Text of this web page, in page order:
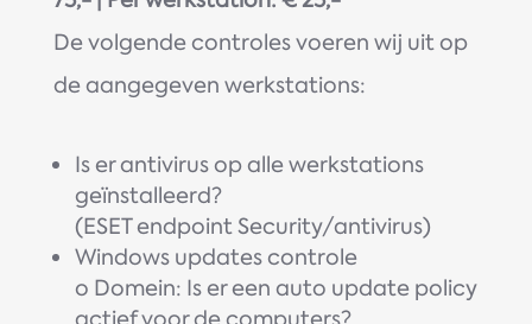
De volgende controles voeren wij uit op
de aangegeven werkstations:
Is er antivirus op alle werkstations
geïnstalleerd?
(ESET endpoint Security/antivirus)
Windows updates controle
o Domein: Is er een auto update policy